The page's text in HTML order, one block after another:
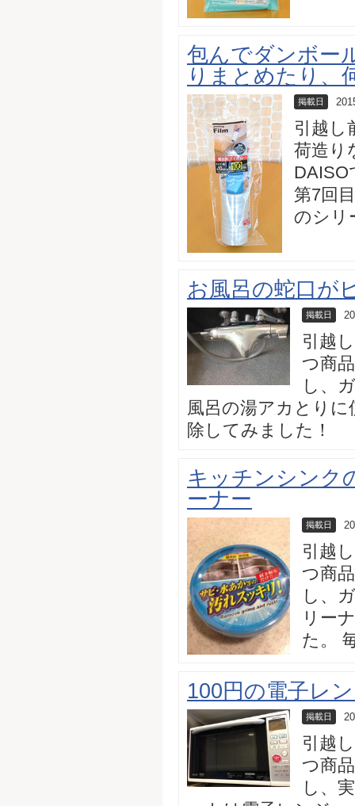
包んでダンボー
りまとめたり、
掲載日
引越し
荷造り
DAISO
第7回
のシリ
お風呂の蛇口が
掲載日
引越
つ商
し、
風呂の湯アカとり
除してみました！
キッチンシンク
ーナー
掲載日
引越
つ商
し、
リー
た。
100円の電子レ
掲載日
引越
つ商
し、